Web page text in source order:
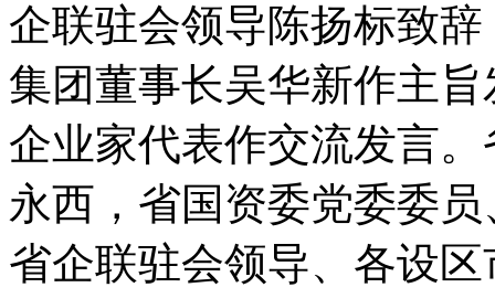
企联驻会领导陈扬标致辞
集团董事长吴华新作主
企业家代表作交流发言
永西，省国资委党委委
省企联驻会领导、各设